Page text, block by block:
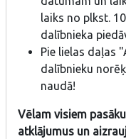
laiks no plkst.
dalībnieka
Pie lielas daļas
dalībnieku
naudā!
Vēlam visiem
atklājumus un